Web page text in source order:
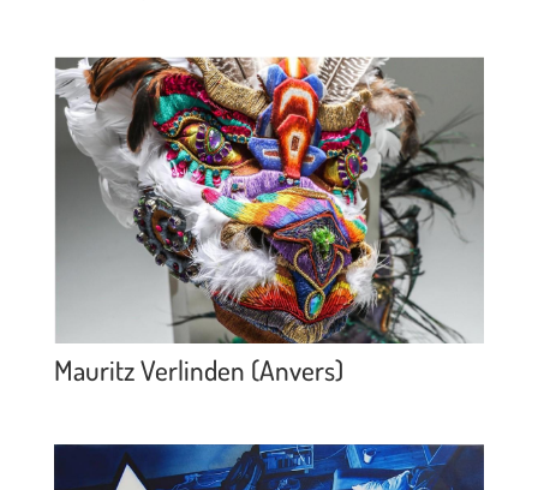
Mauritz Verlinden (Anvers)